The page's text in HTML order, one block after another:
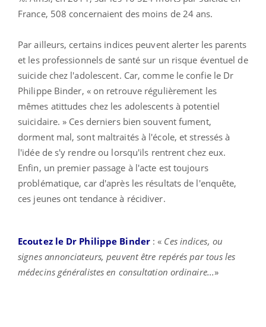
France, 508 concernaient des moins de 24 ans.
Par ailleurs, certains indices peuvent alerter les parents
et les professionnels de santé sur un risque éventuel de
suicide chez l'adolescent. Car, comme le confie le Dr
Philippe Binder, « on retrouve régulièrement les
mêmes atittudes chez les adolescents à potentiel
suicidaire. » Ces derniers bien souvent fument,
dorment mal, sont maltraités à l'école, et stressés à
l'idée de s'y rendre ou lorsqu'ils rentrent chez eux.
Enfin, un premier passage à l'acte est toujours
problématique, car d'après les résultats de l'enquête,
ces jeunes ont tendance à récidiver.
Ecoutez le Dr Philippe Binder : « Ces indices, ou
signes annonciateurs, peuvent être repérés par tous les
médecins généralistes en consultation ordinaire...»